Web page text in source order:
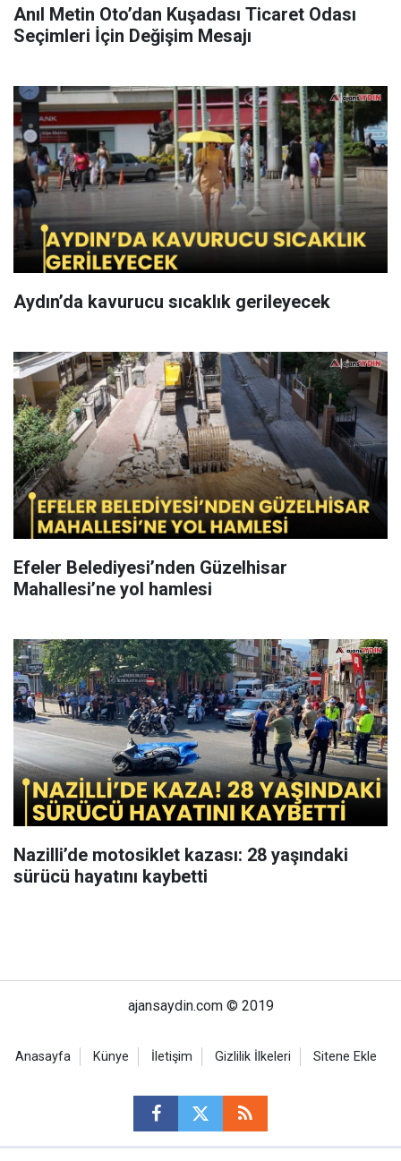
Anıl Metin Oto’dan Kuşadası Ticaret Odası
Seçimleri İçin Değişim Mesajı
Aydın’da kavurucu sıcaklık gerileyecek
Efeler Belediyesi’nden Güzelhisar
Mahallesi’ne yol hamlesi
Nazilli’de motosiklet kazası: 28 yaşındaki
sürücü hayatını kaybetti
ajansaydin.com © 2019
Anasayfa Künye İletişim Gizlilik İlkeleri Sitene Ekle